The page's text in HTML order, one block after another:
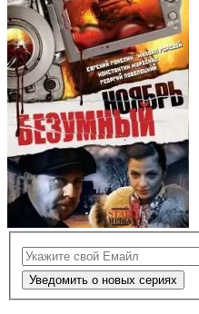
Уведомить о новых сериях